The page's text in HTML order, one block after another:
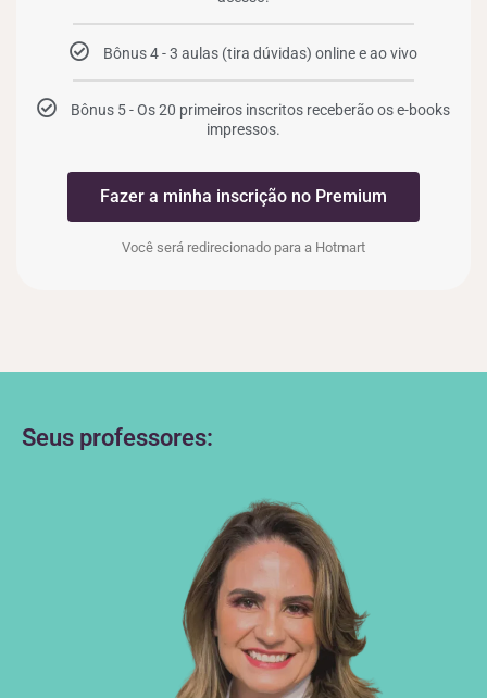
Bônus 4 - 3 aulas (tira dúvidas) online e ao vivo
Bônus 5 - Os 20 primeiros inscritos receberão os e-books
impressos.
Fazer a minha inscrição no Premium
Você será redirecionado para a Hotmart
Seus professores: